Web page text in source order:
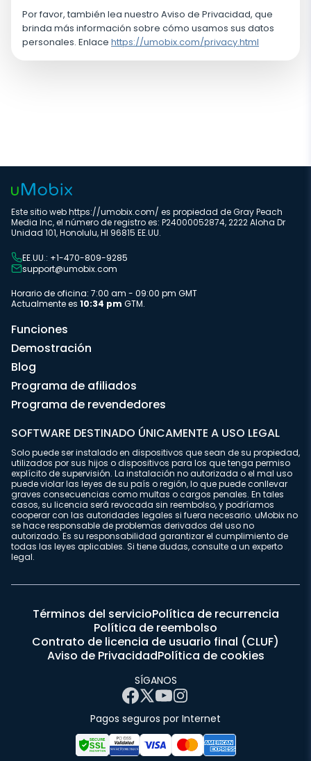
Por favor, también lea nuestro Aviso de Privacidad, que
brinda más información sobre cómo usamos sus datos
personales. Enlace https://umobix.com/privacy.html
Este sitio web https://umobix.com/ es propiedad de Gray Peach
Media Inc, el número de registro es: P24000052874, 2222 Aloha Dr
Unidad 101, Honolulu, HI 96815 EE.UU.
EE.UU.: +1-470-809-9285
support@umobix.com
Horario de oficina: 7:00 am - 09:00 pm GMT
Actualmente es 10:34 pm GTM.
Funciones
Demostración
Blog
Programa de afiliados
Programa de revendedores
SOFTWARE DESTINADO ÚNICAMENTE A USO LEGAL
Solo puede ser instalado en dispositivos que sean de su propiedad,
utilizados por sus hijos o dispositivos para los que tenga permiso
explícito de supervisión. La instalación no autorizada o el mal uso
puede violar las leyes de su país o región, lo que puede conllevar
graves consecuencias como multas o cargos penales. En tales
casos, su licencia será revocada sin reembolso, y podríamos
cooperar con las autoridades legales si fuera necesario. uMobix no
se hace responsable de problemas derivados del uso no
autorizado. Es su responsabilidad garantizar el cumplimiento de
todas las leyes aplicables. Si tiene dudas, consulte a un experto
legal.
Términos del servicioPolítica de recurrencia
Política de reembolso
Contrato de licencia de usuario final (CLUF)
Aviso de PrivacidadPolítica de cookies
SÍGANOS
Pagos seguros por Internet